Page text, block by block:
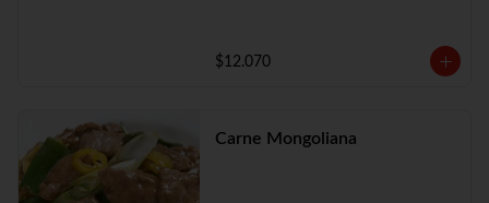
$12.070
Carne Mongoliana